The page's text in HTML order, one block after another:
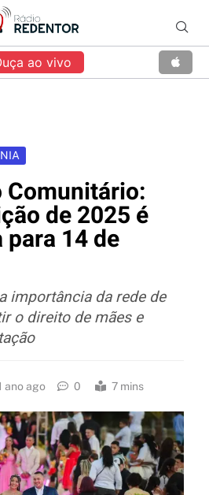
ao vivo
Comunitário:
de 2025 é
14 de
importância da rede de
o direito de mães e
ano ago 0 7 mins